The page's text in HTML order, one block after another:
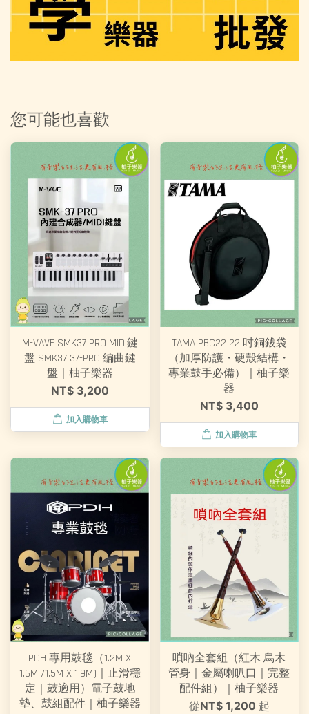
您可能也喜歡
M-VAVE SMK37 PRO MIDI鍵
盤 SMK37 37-PRO 編曲鍵
盤｜柚子樂器
NT$ 3,200
加入購物車
TAMA PBC22 22 吋銅鈸袋
（加厚防護・硬殼結構・
專業鼓手必備）｜柚子樂
器
NT$ 3,400
加入購物車
PDH 專用鼓毯（1.2M X
1.6M /1.5M X 1.9M)｜止滑穩
定｜鼓適用）電子鼓地
墊、鼓組配件｜柚子樂器
嗩吶全套組（紅木 烏木
管身｜金屬喇叭口｜完整
配件組）｜柚子樂器
從NT$ 1,200 起